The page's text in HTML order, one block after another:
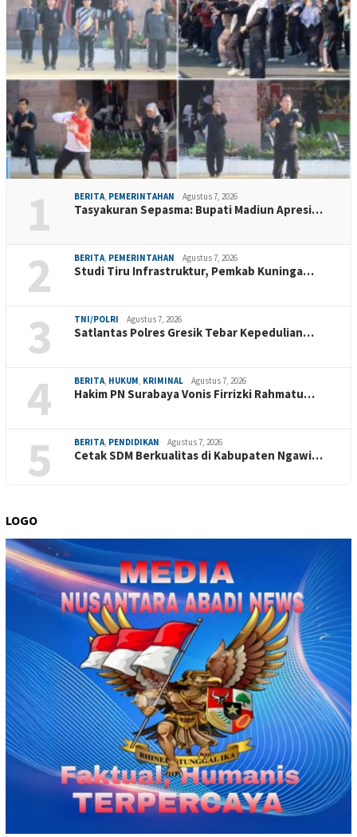
1 BERITA, PEMERINTAHAN Agustus 7, 2026
Tasyakuran Sepasma: Bupati Madiun Apresi…
2 BERITA, PEMERINTAHAN Agustus 7, 2026
Studi Tiru Infrastruktur, Pemkab Kuninga…
3 TNI/POLRI Agustus 7, 2026
Satlantas Polres Gresik Tebar Kepedulian…
4 BERITA, HUKUM, KRIMINAL Agustus 7, 2026
Hakim PN Surabaya Vonis Firrizki Rahmatu…
5 BERITA, PENDIDIKAN Agustus 7, 2026
Cetak SDM Berkualitas di Kabupaten Ngawi…
LOGO